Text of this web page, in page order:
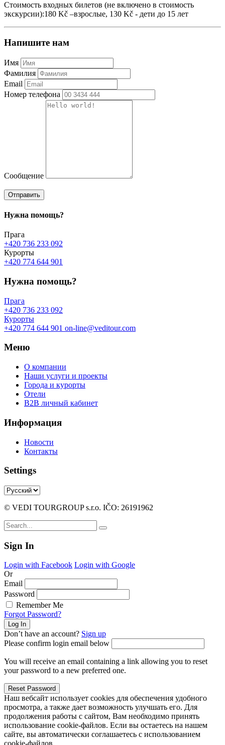
Стоимость входных билетов (не включено в стоимость
экскурсии):180 Kč –взрослые, 130 Kč - дети до 15 лет
Напишите нам
Имя
Фамилия
Email
Номер телефона
Сообщение
Отправить
Нужна помощь?
Прага
+420 736 233 092
Курорты
+420 774 644 901
Нужна помощь?
Прага
+420 736 233 092
Курорты
+420 774 644 901 on-line@veditour.com
Меню
О компании
Наши услуги и проекты
Города и курорты
Отели
B2B личный кабинет
Информация
Новости
Контакты
Settings
© VEDI TOURGROUP s.r.o. IČO: 26191962
Sign In
Login with Facebook Login with Google
Or
Email
Password
Remember Me
Forgot Password?
Don’t have an account? Sign up
Please confirm login email below
You will receive an email containing a link allowing you to reset
your password to a new preferred one.
Наш вебсайт использует cookies для обеспечения удобного
просмотра, а также дает возможность улучшать его. Для
продолжения работы с сайтом, Вам необходимо принять
использование cookie-файлов. Если вы остаетесь на нашем
сайте, вы автоматически соглашаетесь с использованием